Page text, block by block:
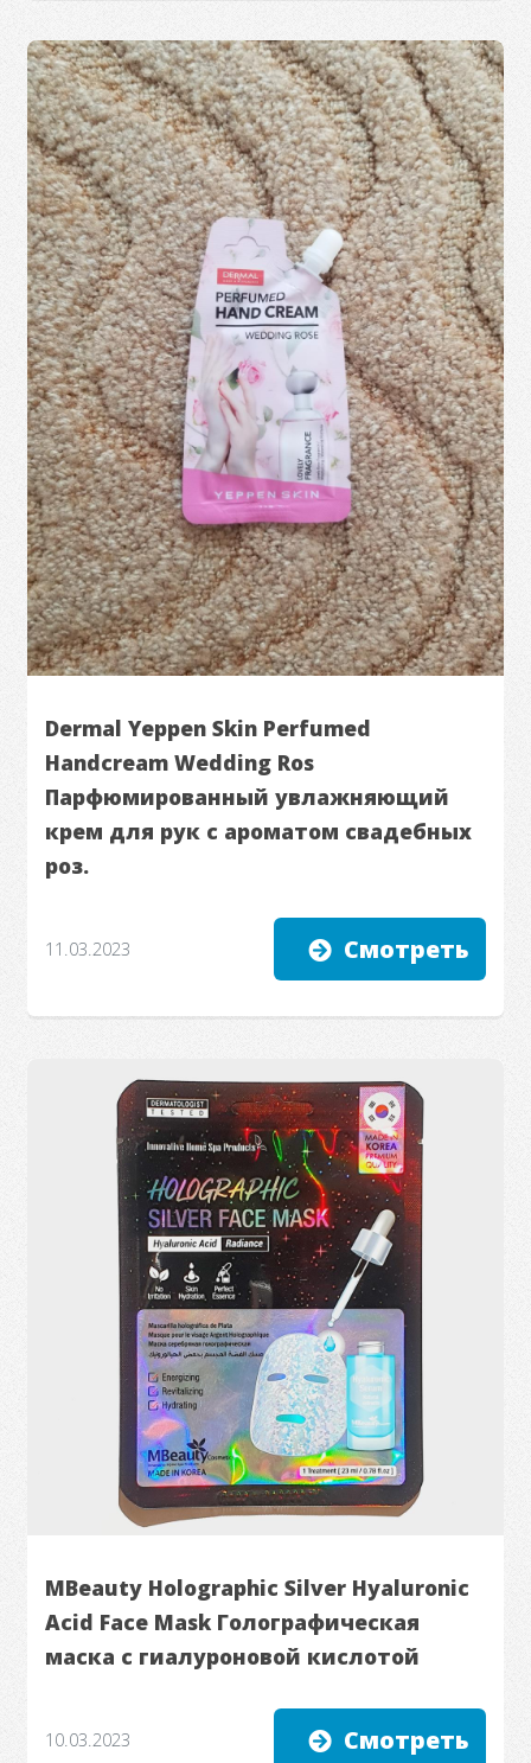
Dermal Yeppen Skin Perfumed
Handcream Wedding Ros
Парфюмированный увлажняющий
крем для рук с ароматом свадебных
роз.
11.03.2023 Смотреть
MBeauty Holographic Silver Hyaluronic
Acid Face Mask Голографическая
маска с гиалуроновой кислотой
10.03.2023 Смотреть